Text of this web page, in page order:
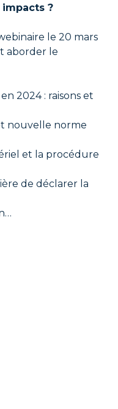
?
le 20 mars
aborder le
2024 : raisons et
nouvelle norme
et la procédure
de déclarer la